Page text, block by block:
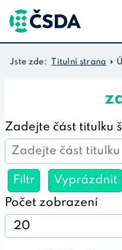
Jste zde: Titulní strana
Zadejte část titulku
Filtr
Vyprázdnit
Počet zobrazení